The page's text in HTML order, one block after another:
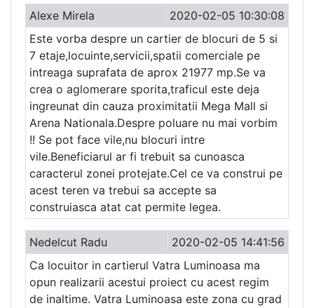
Alexe Mirela
2020-02-05 10:30:08
Este vorba despre un cartier de blocuri de 5 si
7 etaje,locuinte,servicii,spatii comerciale pe
intreaga suprafata de aprox 21977 mp.Se va
crea o aglomerare sporita,traficul este deja
ingreunat din cauza proximitatii Mega Mall si
Arena Nationala.Despre poluare nu mai vorbim
!! Se pot face vile,nu blocuri intre
vile.Beneficiarul ar fi trebuit sa cunoasca
caracterul zonei protejate.Cel ce va construi pe
acest teren va trebui sa accepte sa
construiasca atat cat permite legea.
Nedelcut Radu
2020-02-05 14:41:56
Ca locuitor in cartierul Vatra Luminoasa ma
opun realizarii acestui proiect cu acest regim
de inaltime. Vatra Luminoasa este zona cu grad